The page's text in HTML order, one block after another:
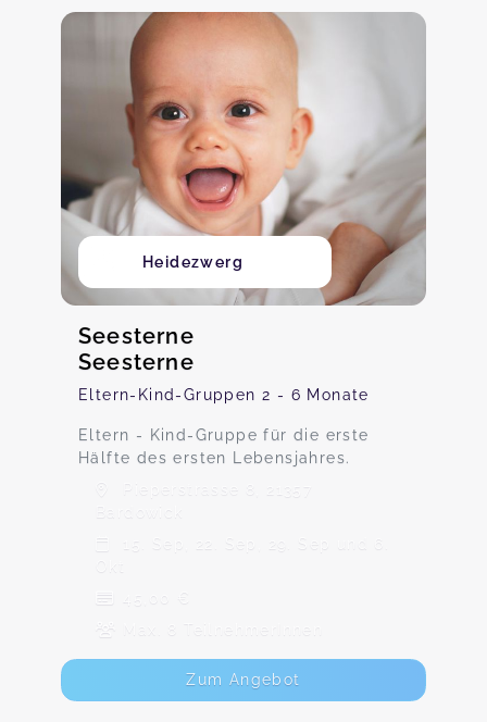
Heidezwerg
Seesterne
Seesterne
Eltern-Kind-Gruppen 2 - 6 Monate
Eltern - Kind-Gruppe für die erste
Hälfte des ersten Lebensjahres.
Pieperstrasse 8, 21357
15. Sep, 22. Sep, 29. Sep und 6.
Okt
45,00 €
Max. 8 TeilnehmerInnen
Zum Angebot